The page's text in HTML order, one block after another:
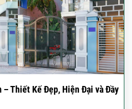
– Thiết Kế Đẹp, Hiện Đại và Đầy